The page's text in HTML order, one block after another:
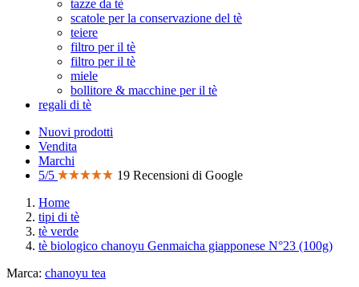
tazze da tè
scatole per la conservazione del tè
teiere
filtro per il tè
filtro per il tè
miele
bollitore & macchine per il tè
regali di tè
Nuovi prodotti
Vendita
Marchi
5/5
19 Recensioni di Google
Home
tipi di tè
tè verde
tè biologico chanoyu Genmaicha giapponese N°23 (100g)
Marca: chanoyu tea